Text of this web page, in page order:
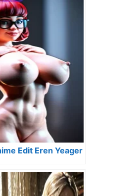
Edit Eren Yeager